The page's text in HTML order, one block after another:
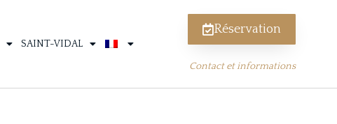
SAINT-VIDAL
Réservation
Contact et informations